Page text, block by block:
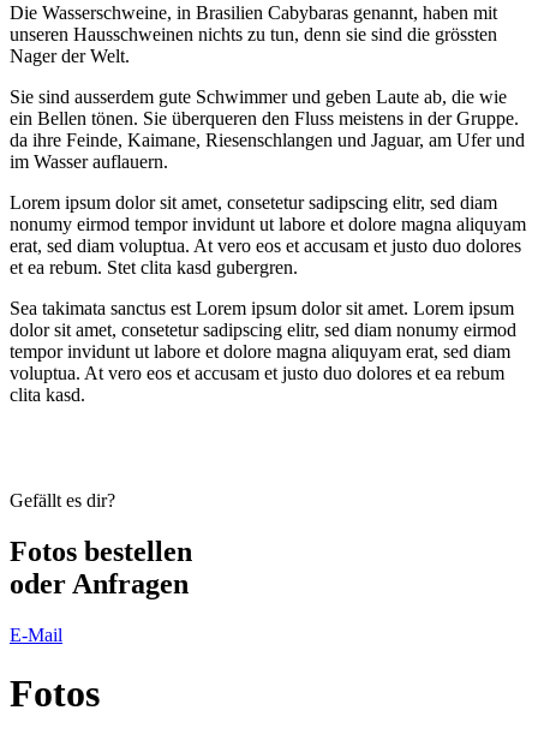
Die Wasserschweine, in Brasilien Cabybaras genannt, haben mit
unseren Hausschweinen nichts zu tun, denn sie sind die grössten
Nager der Welt.
Sie sind ausserdem gute Schwimmer und geben Laute ab, die wie
ein Bellen tönen. Sie überqueren den Fluss meistens in der Gruppe.
da ihre Feinde, Kaimane, Riesenschlangen und Jaguar, am Ufer und
im Wasser auflauern.
Lorem ipsum dolor sit amet, consetetur sadipscing elitr, sed diam
nonumy eirmod tempor invidunt ut labore et dolore magna aliquyam
erat, sed diam voluptua. At vero eos et accusam et justo duo dolores
et ea rebum. Stet clita kasd gubergren.
Sea takimata sanctus est Lorem ipsum dolor sit amet. Lorem ipsum
dolor sit amet, consetetur sadipscing elitr, sed diam nonumy eirmod
tempor invidunt ut labore et dolore magna aliquyam erat, sed diam
voluptua. At vero eos et accusam et justo duo dolores et ea rebum
clita kasd.
Gefällt es dir?
Fotos bestellen
oder Anfragen
E-Mail
Fotos